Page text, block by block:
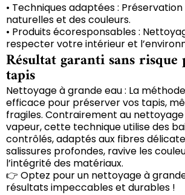
• Techniques adaptées :
naturelles et des couleurs.
• Produits écoresponsables :
respecter votre intérieur et
Résultat garanti sans risque
tapis
Nettoyage à grande eau : La
efficace pour préserver vos tapis,
fragiles. Contrairement au nettoyage
vapeur, cette technique utilise des
contrôlés, adaptés aux fibres
salissures profondes, ravive les
l’intégrité des matériaux.
👉 Optez pour un nettoyage à
résultats impeccables et durables !